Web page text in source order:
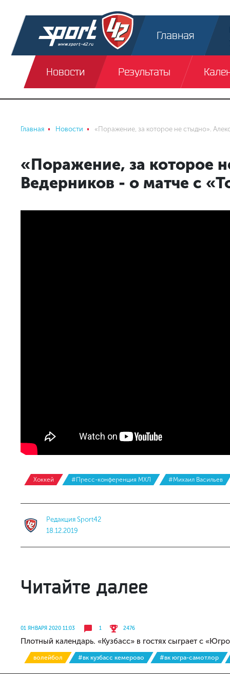
Главная
Новости Результаты
Главная Новости «Поражение, за которое не стыдно».
«Поражение, за которое
Ведерников - о матче с
Хоккей #Пресс-конференция МХЛ #Михаил Васильев
Редакция Sport42
18.12.2019
Читайте далее
01 ЯНВАРЯ 2020 11:03 1 2476
Плотный календарь. «Кузбасс» в гостях сыграет с
волейбол #вк кузбасс кемерово #вк югра-самотлор